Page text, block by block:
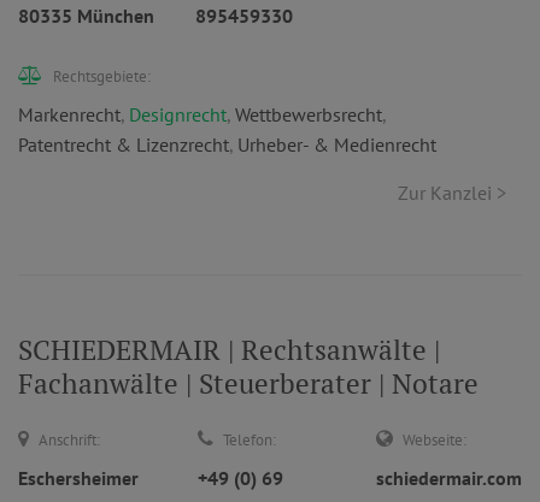
80335 München
895459330
Rechtsgebiete:
Markenrecht, Designrecht, Wettbewerbsrecht,
Patentrecht & Lizenzrecht, Urheber- & Medienrecht
Zur Kanzlei >
SCHIEDERMAIR | Rechtsanwälte |
Fachanwälte | Steuerberater | Notare
Anschrift:
Eschersheimer
Telefon:
+49 (0) 69
Webseite:
schiedermair.com